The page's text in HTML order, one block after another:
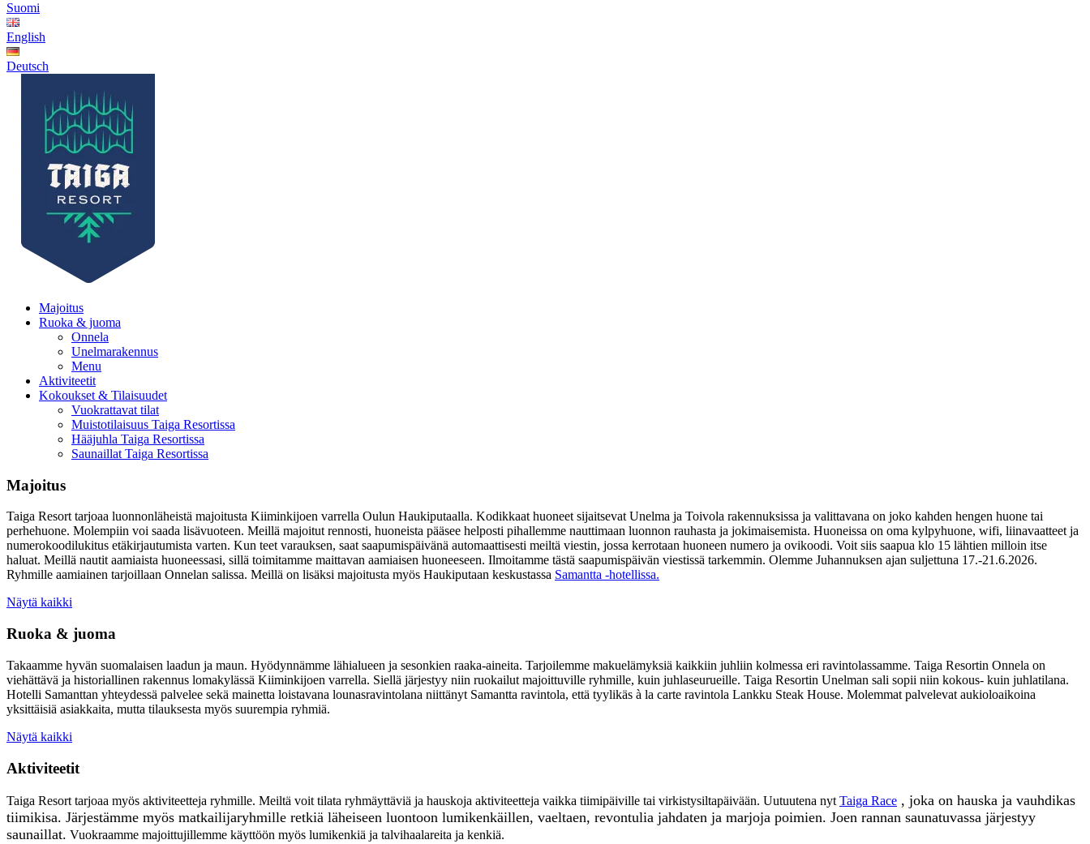
Suomi
English
Deutsch
Majoitus
Ruoka & juoma
Onnela
Unelmarakennus
Menu
Aktiviteetit
Kokoukset & Tilaisuudet
Vuokrattavat tilat
Muistotilaisuus Taiga Resortissa
Hääjuhla Taiga Resortissa
Saunaillat Taiga Resortissa
Majoitus
Taiga Resort tarjoaa luonnonläheistä majoitusta Kiiminkijoen varrella Oulun Haukiputaalla. Kodikkaat huoneet sijaitsevat Unelma ja Toivola rakennuksissa ja valittavana on joko kahden hengen huone tai
perhehuone. Molempiin voi saada lisävuoteen. Meillä majoitut rennosti, huoneista pääsee helposti pihallemme nauttimaan luonnon rauhasta ja jokimaisemista. Huoneissa on oma kylpyhuone, wifi, liinavaatteet ja
numerokoodilukitus etäkirjautumista varten. Kun teet varauksen, saat saapumispäivänä automaattisesti meiltä viestin, jossa kerrotaan huoneen numero ja ovikoodi. Voit siis saapua klo 15 lähtien milloin itse
haluat. Meillä nautit aamiaista huoneessasi, sillä toimitamme maittavan aamiaisen huoneeseen. Ilmoitamme tästä saapumispäivän viestissä tarkemmin. Olemme Juhannuksen ajan suljettuna 17.-21.6.2026.
Ryhmille aamiainen tarjoillaan Onnelan salissa. Meillä on lisäksi majoitusta myös Haukiputaan keskustassa Samantta -hotellissa.
Näytä kaikki
Ruoka & juoma
Takaamme hyvän suomalaisen laadun ja maun. Hyödynnämme lähialueen ja sesonkien raaka-aineita. Tarjoilemme makuelämyksiä kaikkiin juhliin kolmessa eri ravintolassamme. Taiga Resortin Onnela on
viehättävä ja historiallinen rakennus lomakylässä Kiiminkijoen varrella. Siellä järjestyy niin ruokailut majoittuville ryhmille, kuin juhlaseurueille. Taiga Resortin Unelman sali sopii niin kokous- kuin juhlatilana.
Hotelli Samanttan yhteydessä palvelee sekä mainetta loistavana lounasravintolana niittänyt Samantta ravintola, että tyylikäs à la carte ravintola Lankku Steak House. Molemmat palvelevat aukioloaikoina
yksittäisiä asiakkaita, mutta tilauksesta myös suurempia ryhmiä.
Näytä kaikki
Aktiviteetit
Taiga Resort tarjoaa myös aktiviteetteja ryhmille. Meiltä voit tilata ryhmäyttäviä ja hauskoja aktiviteetteja vaikka tiimipäiville tai virkistysiltapäivään. Uutuutena nyt Taiga Race , joka on hauska ja vauhdikas
tiimikisa. Järjestämme myös matkailijaryhmille retkiä läheiseen luontoon lumikenkäillen, vaeltaen, revontulia jahdaten ja marjoja poimien. Joen rannan saunatuvassa järjestyy
saunaillat. Vuokraamme majoittujillemme käyttöön myös lumikenkiä ja talvihaalareita ja kenkiä.